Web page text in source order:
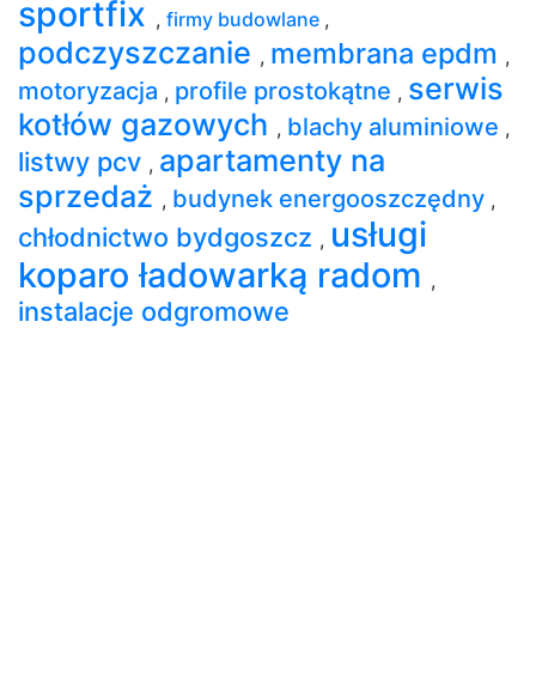
sportfix , firmy budowlane ,
podczyszczanie , membrana epdm ,
motoryzacja , profile prostokątne , serwis
kotłów gazowych , blachy aluminiowe ,
listwy pcv , apartamenty na
sprzedaż , budynek energooszczędny ,
chłodnictwo bydgoszcz , usługi
koparo ładowarką radom ,
instalacje odgromowe